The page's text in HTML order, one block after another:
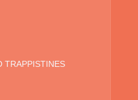
TRAPPISTINES